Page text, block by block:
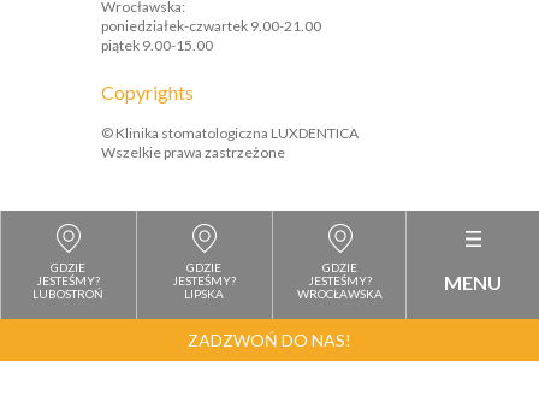
GDZIE
JESTEŚMY?
LUBOSTROŃ
GDZIE
JESTEŚMY?
LIPSKA
GDZIE
JESTEŚMY?
WROCŁAWSKA
MENU
ZADZWOŃ DO NAS!
Wrocławska:
poniedziałek-czwartek 9.00-21.00
piątek 9.00-15.00
Copyrights
© Klinika stomatologiczna LUXDENTICA
Wszelkie prawa zastrzeżone